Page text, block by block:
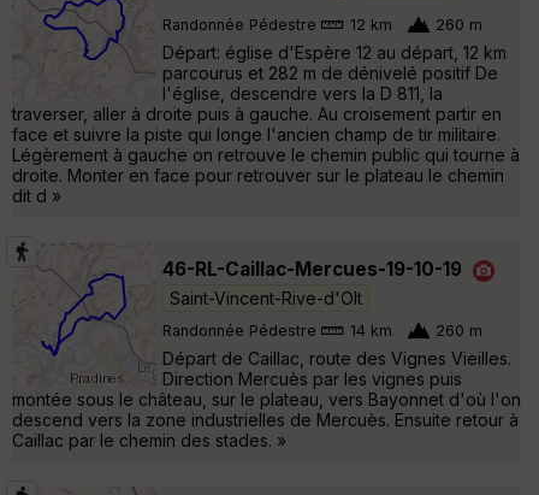
Randonnée Pédestre 12 km 260 m
Départ: église d'Espère 12 au départ, 12 km
parcourus et 282 m de dénivelé positif De
l'église, descendre vers la D 811, la
traverser, aller à droite puis à gauche. Au croisement partir en
face et suivre la piste qui longe l'ancien champ de tir militaire.
Légèrement à gauche on retrouve le chemin public qui tourne à
droite. Monter en face pour retrouver sur le plateau le chemin
dit d »
46-RL-Caillac-Mercues-19-10-19
Saint-Vincent-Rive-d'Olt
Randonnée Pédestre 14 km 260 m
Départ de Caillac, route des Vignes Vieilles.
Direction Mercuès par les vignes puis
montée sous le château, sur le plateau, vers Bayonnet d'où l'on
descend vers la zone industrielles de Mercuès. Ensuite retour à
Caillac par le chemin des stades. »